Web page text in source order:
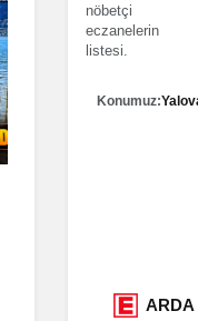
nöbetçi
eczanelerin
listesi.
Konumuz: